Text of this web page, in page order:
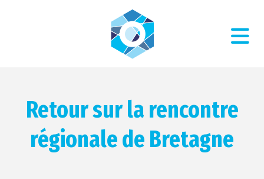
Retour sur la rencontre
régionale de Bretagne